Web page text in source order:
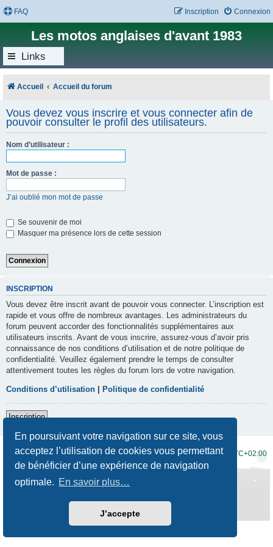
En poursuivant votre navigation sur ce site, vous
acceptez l’utilisation de cookies vous permettant
de bénéficier d’une expérience de navigation
optimale. En savoir plus…
J’accepte
FAQ Connexion
Inscription
Les motos anglaises d'avant 1983
Links
Accueil Accueil du forum
Vous devez vous inscrire et vous connecter afin de
pouvoir consulter le profil des utilisateurs.
Nom d’utilisateur :
Mot de passe :
J’ai oublié mon mot de passe
Se souvenir de moi
Masquer ma présence lors de cette session
INSCRIPTION
Vous devez être inscrit avant de pouvoir vous connecter. L’inscription est
rapide et vous offre de nombreux avantages. Les administrateurs du
forum peuvent accorder des fonctionnalités supplémentaires aux
utilisateurs inscrits. Avant de vous inscrire, assurez-vous d’avoir pris
connaissance de nos conditions d’utilisation et de notre politique de
confidentialité. Veuillez également prendre le temps de consulter
attentivement toutes les règles du forum lors de votre navigation.
Conditions d’utilisation Politique de confidentialité
Inscription
Accueil du forum Fuseau horaire sur UTC+02:00
Traduction française officielle
Confidentialité